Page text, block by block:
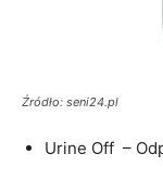
Źródło: seni24.pl
Urine Off –